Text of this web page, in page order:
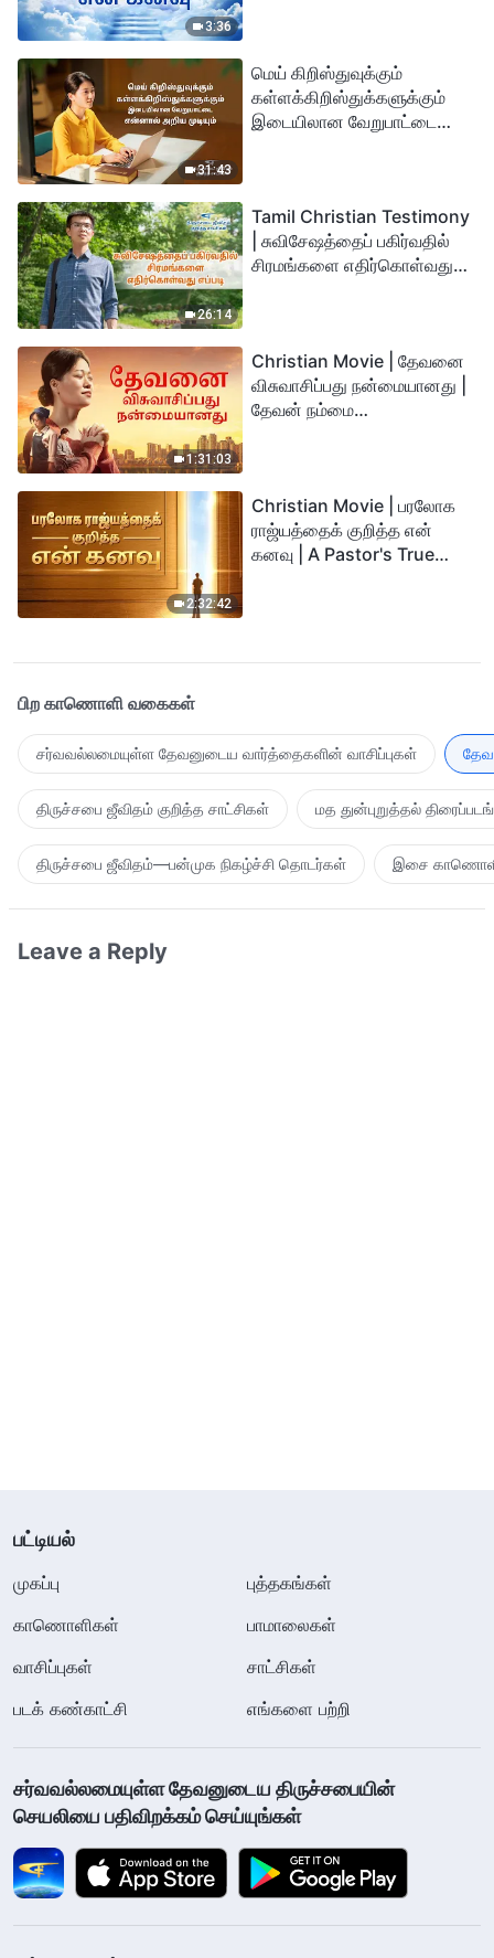
3:36
31:43
மெய் கிறிஸ்துவுக்கும்
கள்ளக்கிறிஸ்துக்களுக்கும்
இடையிலான வேறுபாட்டை
26:14
Tamil Christian Testimony
| சுவிசேஷத்தைப் பகிர்வதில்
சிரமங்களை எதிர்கொள்வது
1:31:03
Christian Movie | தேவனை
விசுவாசிப்பது நன்மையானது |
தேவன் நம்மை
2:32:42
Christian Movie | பரலோக
ராஜ்யத்தைக் குறித்த என்
கனவு | A Pastor's True
பிற காணொளி வகைகள்
சர்வவல்லமையுள்ள தேவனுடைய வார்த்தைகளின் வாசிப்புகள்
திருச்சபை ஜீவிதம் குறித்த சாட்சிகள் மத துன்புறுத்தல்
திருச்சபை ஜீவிதம்—பன்முக நிகழ்ச்சி தொடர்கள் இசை
Leave a Reply
பட்டியல்
முகப்பு
புத்தகங்கள்
காணொளிகள்
பாமாலைகள்
வாசிப்புகள்
சாட்சிகள்
படக் கண்காட்சி
எங்களை பற்றி
சர்வவல்லமையுள்ள தேவனுடைய திருச்சபையின்
செயலியை பதிவிறக்கம் செய்யுங்கள்